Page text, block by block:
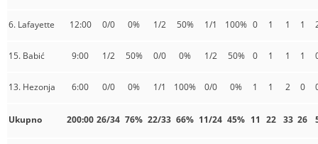
6. Lafayette 12:00 0/0 0% 1/2 50% 1/1 100% 0 1 1 1
15. Babić 9:00 1/2 50% 0/0 0% 1/2 50% 0 1 1 1
13. Hezonja 6:00 0/0 0% 1/1 100% 0/0 0% 1 1 2 0
Ukupno 200:00 26/34 76% 22/33 66% 11/24 45% 11 22 33 26